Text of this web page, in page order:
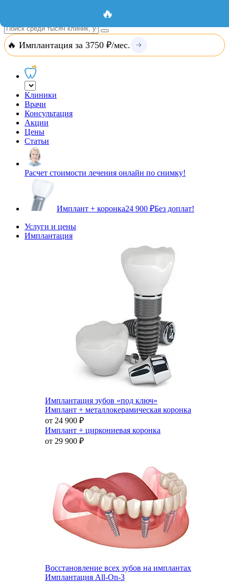
🔥 Имплантация за 3750 ₽/мес.
Клиники
Врачи
Консультация
Акции
Цены
Статьи
Расчет стоимости лечения онлайн по снимку!
Имплант + коронка24 900 ₽Без доплат!
Услуги и цены
Имплантация
Имплантация зубов «под ключ»
Имплант + металлокерамическая коронка
от 24 900 ₽
Имплант + циркониевая коронка
от 29 900 ₽
Восстановление всех зубов на имплантах
Имплантация All-On-3
🔥